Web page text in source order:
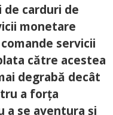
de carduri de
monetare
servicii
către acestea
degrabă decât
a forța
a se aventura și